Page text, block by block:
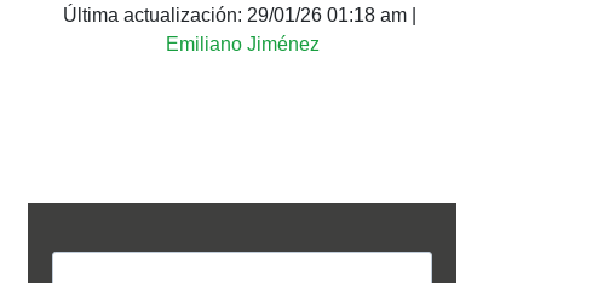
Última actualización: 29/01/26 01:18 am
Emiliano Jiménez